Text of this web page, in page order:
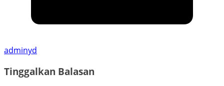
adminyd
Tinggalkan Balasan